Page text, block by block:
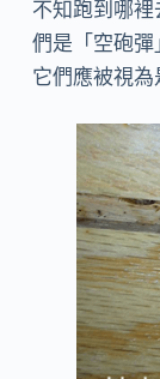
不知跑到哪
們是「空砲彈
它們應被視為